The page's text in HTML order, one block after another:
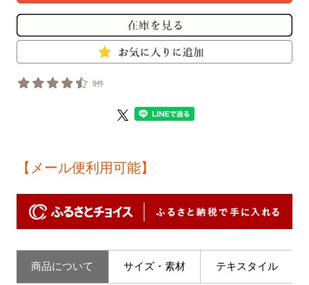
9件
【メール便利用可能】
商品について サイズ・素材 テキスタイル